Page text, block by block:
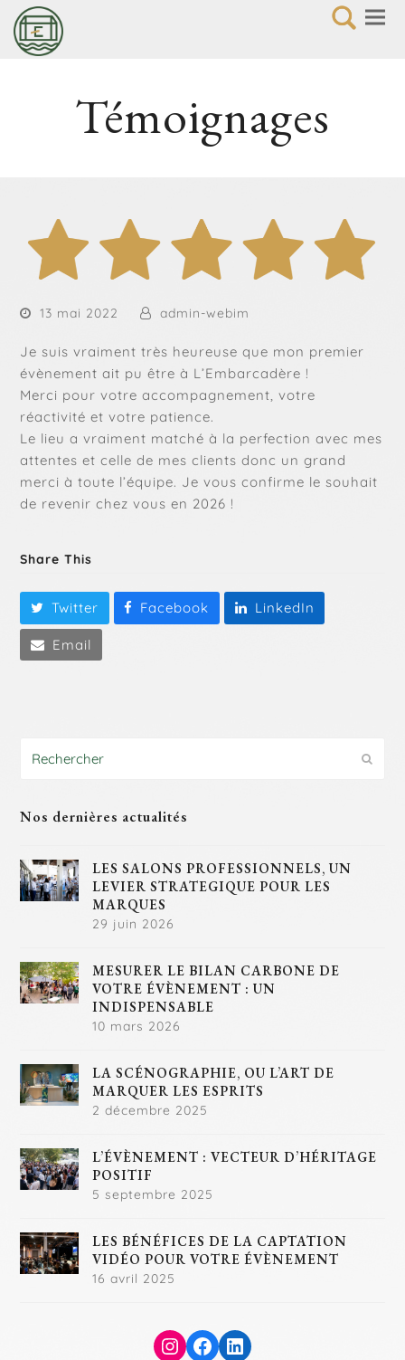
Témoignages
13 mai 2022 admin-webim
Je suis vraiment très heureuse que mon premier
évènement ait pu être à L’Embarcadère !
Merci pour votre accompagnement, votre
réactivité et votre patience.
Le lieu a vraiment matché à la perfection avec mes
attentes et celle de mes clients donc un grand
merci à toute l’équipe. Je vous confirme le souhait
de revenir chez vous en 2026 !
Share This
Twitter Facebook LinkedIn
Email
Nos dernières actualités
LES SALONS PROFESSIONNELS, UN
LEVIER STRATEGIQUE POUR LES
MARQUES
29 juin 2026
MESURER LE BILAN CARBONE DE
VOTRE ÉVÈNEMENT : UN
INDISPENSABLE
10 mars 2026
LA SCÉNOGRAPHIE, OU L’ART DE
MARQUER LES ESPRITS
2 décembre 2025
L’ÉVÈNEMENT : VECTEUR D’HÉRITAGE
POSITIF
5 septembre 2025
LES BÉNÉFICES DE LA CAPTATION
VIDÉO POUR VOTRE ÉVÈNEMENT
16 avril 2025
Instagram
Facebook
LinkedIn